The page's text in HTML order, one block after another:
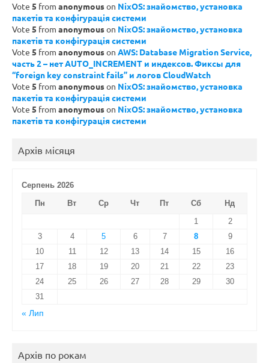
Vote 5 from anonymouson NixOS: знайомство, установка
пакетів та конфігурація системи
Vote 5 from anonymouson NixOS: знайомство, установка
пакетів та конфігурація системи
Vote 5 from anonymouson AWS: Database Migration Service,
часть 2 – нет AUTO_INCREMENT и индексов. Фиксы для
“foreign key constraint fails” и логов CloudWatch
Vote 5 from anonymouson NixOS: знайомство, установка
пакетів та конфігурація системи
Vote 5 from anonymouson NixOS: знайомство, установка
пакетів та конфігурація системи
Архів місяця
Серпень 2026
Пн
Вт Ср Чт Пт Сб
Нд
1
2
3
4 5 6 7 8
9
10
11 12 13 14 15
16
17
18 19 20 21 22
23
24
25 26 27 28 29
30
31
« Лип
Архів по рокам